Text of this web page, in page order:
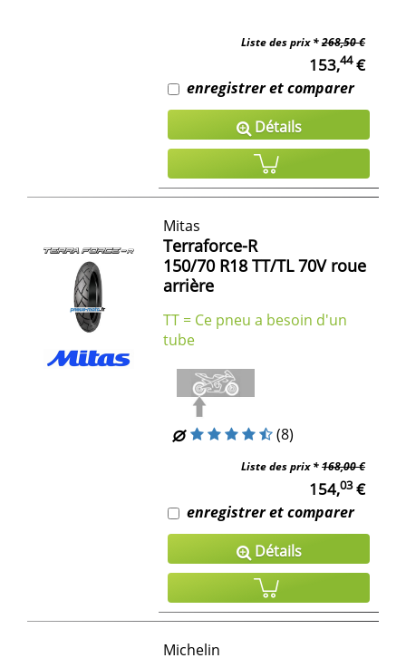
Liste des prix *268,50 €
153,44€
enregistrer et comparer
Détails
Mitas
Terraforce-R
150/70 R18 TT/TL 70V roue
arrière
TT = Ce pneu a besoin d'un
tube
(8)
Liste des prix *168,00 €
154,03€
enregistrer et comparer
Détails
Michelin